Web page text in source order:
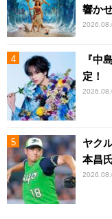
響か
『中
定！
ヤク
本昌